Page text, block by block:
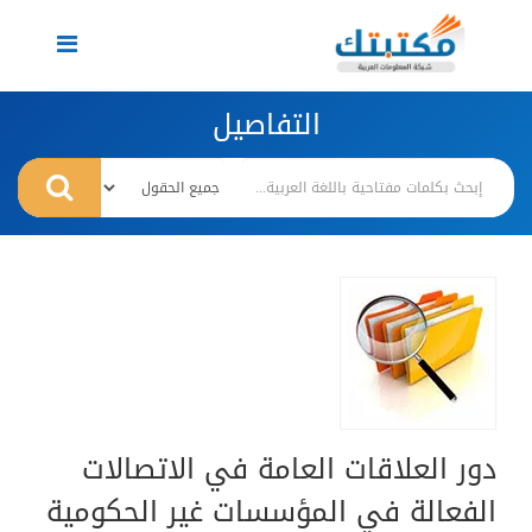
Toggle
navigation
التفاصيل
دور العلاقات العامة في الاتصالات
الفعالة في المؤسسات غير الحكومية